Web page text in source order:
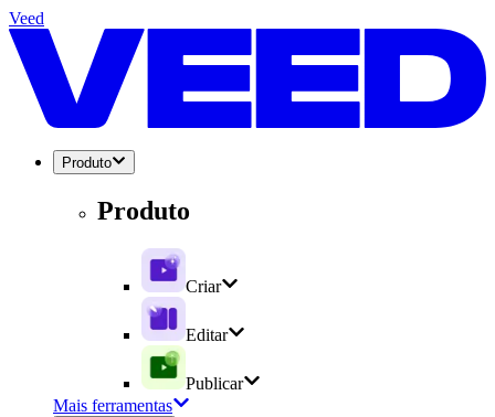
Veed
Produto
Produto
Criar
Editar
Publicar
Mais ferramentas